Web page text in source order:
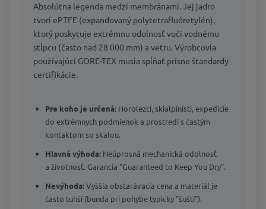
Absolútna legenda medzi membránami. Jej jadro
tvorí ePTFE (expandovaný polytetrafluóretylén),
ktorý poskytuje extrémnu odolnosť voči vodnému
stĺpcu (často nad 28 000 mm) a vetru. Výrobcovia
používajúci GORE-TEX musia spĺňať prísne štandardy
certifikácie.
Pre koho je určená:Horolezci, skialpinisti, expedície
do extrémnych podmienok a prostredí s častým
kontaktom so skalou.
Hlavná výhoda:Neúprosná mechanická odolnosť
a životnosť. Garancia "Guaranteed to Keep You Dry".
Nevýhoda:Vyššia obstarávacia cena a materiál je
často tuhší (bunda pri pohybe typicky "šuští").